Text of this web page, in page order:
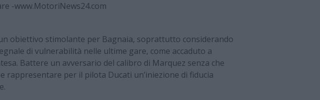
-www.MotoriNews24.com
obiettivo stimolante per Bagnaia, soprattutto considerando
di vulnerabilità nelle ultime gare, come accaduto a
Battere un avversario del calibro di Marquez senza che
rappresentare per il pilota Ducati un’iniezione di fiducia